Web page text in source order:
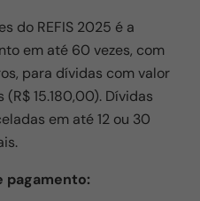
do REFIS 2025 é a
em até 60 vezes, com
para dívidas com valor
15.180,00). Dívidas
em até 12 ou 30
pagamento: